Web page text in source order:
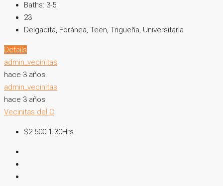
Baths: 3-5
23
Delgadita, Foránea, Teen, Trigueña, Universitaria
Details
admin_vecinitas
hace 3 años
admin_vecinitas
hace 3 años
Vecinitas del C
$2.500 1.30Hrs